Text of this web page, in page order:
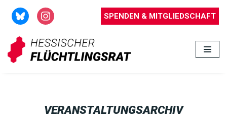
Zum
Inhalt
springen
SPENDEN & MITGLIEDSCHAFT
VERANSTALTUNGSARCHIV